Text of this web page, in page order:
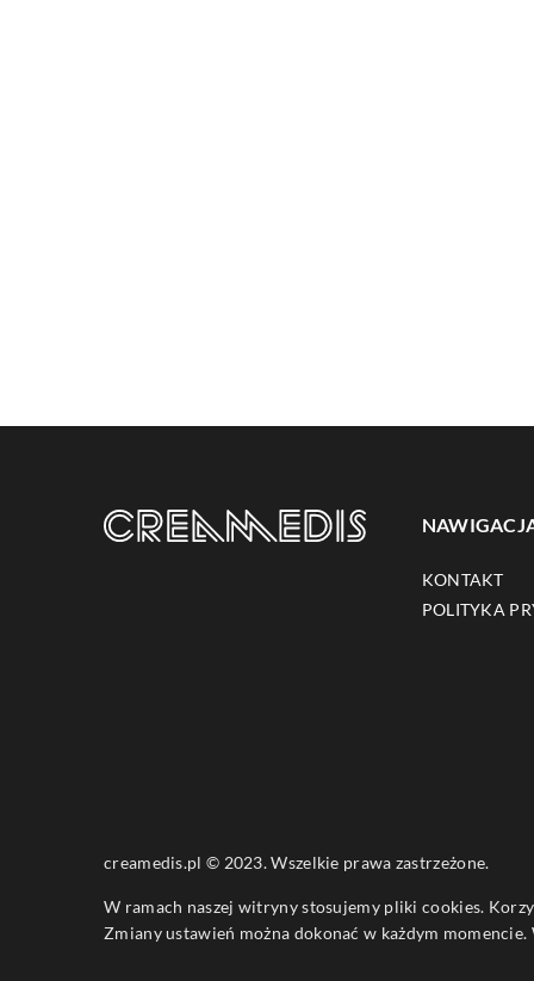
KONTAKT
POLITYKA
creamedis.pl © 2023. Wszelkie prawa zastrzeżone.
W ramach naszej witryny stosujemy pliki cookies.
Zmiany ustawień można dokonać w każdym